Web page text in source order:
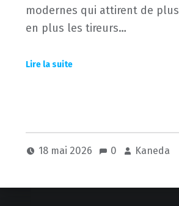
modernes qui attirent de plus
en plus les tireurs…
18 mai 2026 0 Kaneda